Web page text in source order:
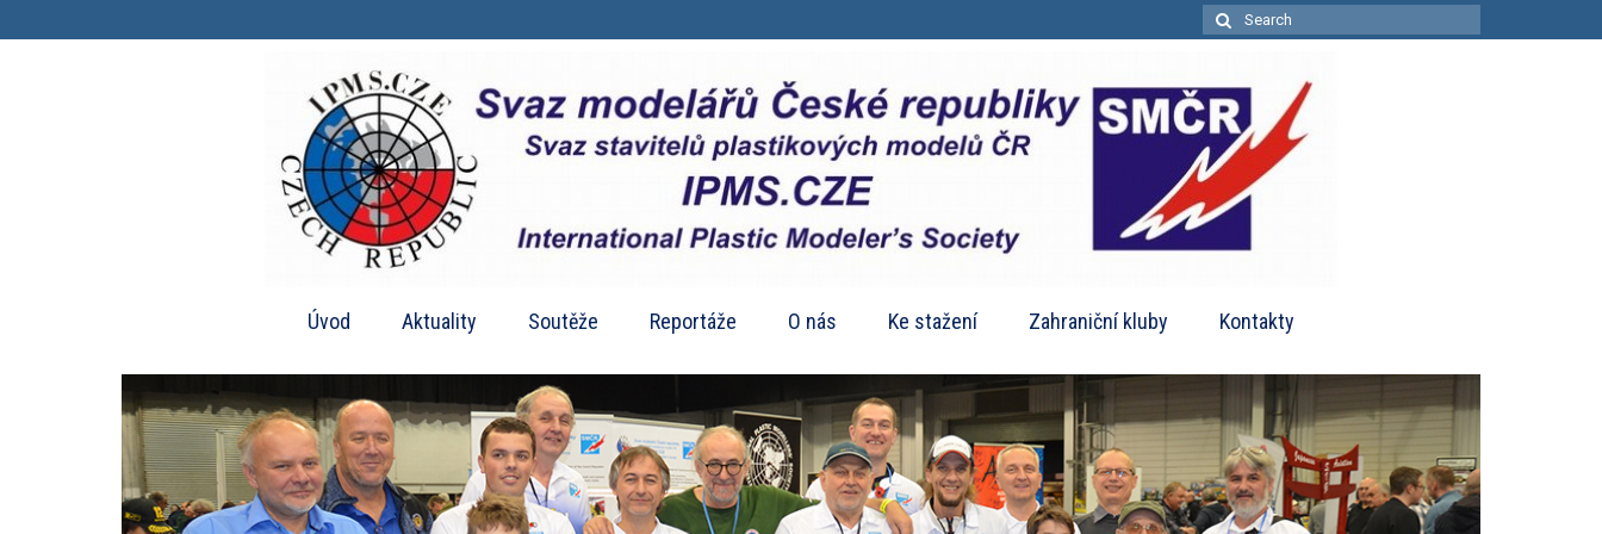
Search
Úvod Aktuality Soutěže Reportáže O nás Ke stažení Zahraniční kluby Kontakty